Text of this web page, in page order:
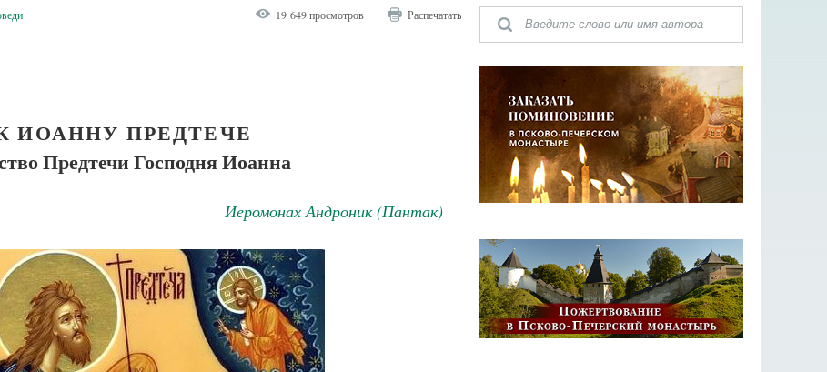
19 649 просмотров Распечатать
ИОАННУ ПРЕДТЕЧЕ
Предтечи Господня Иоанна
Иеромонах Андроник (Пантак)